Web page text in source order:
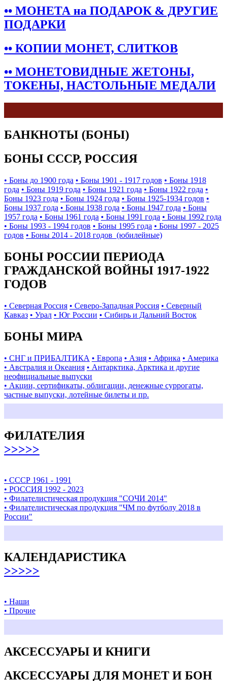
•• МОНЕТА на ПОДАРОК & ДРУГИЕ
ПОДАРКИ
•• КОПИИ МОНЕТ, СЛИТКОВ
•• МОНЕТОВИДНЫЕ ЖЕТОНЫ,
ТОКЕНЫ, НАСТОЛЬНЫЕ МЕДАЛИ
БАНКНОТЫ (БОНЫ)
БОНЫ СССР, РОССИЯ
• Боны до 1900 года • Боны 1901 - 1917 годов • Боны 1918
года • Боны 1919 года • Боны 1921 года • Боны 1922 года •
Боны 1923 года • Боны 1924 года • Боны 1925-1934 годов •
Боны 1937 года • Боны 1938 года • Боны 1947 года • Боны
1957 года • Боны 1961 года • Боны 1991 года • Боны 1992 года
• Боны 1993 - 1994 годов • Боны 1995 года • Боны 1997 - 2025
годов • Боны 2014 - 2018 годов (юбилейные)
БОНЫ РОССИИ ПЕРИОДА
ГРАЖДАНСКОЙ ВОЙНЫ 1917-1922
ГОДОВ
• Северная Россия • Северо-Западная Россия • Северный
Кавказ • Урал • Юг России • Сибирь и Дальний Восток
БОНЫ МИРА
• СНГ и ПРИБАЛТИКА • Европа • Азия • Африка • Америка
• Австралия и Океания • Антарктика, Арктика и другие
неофициальные выпуски
• Акции, сертификаты, облигации, денежные суррогаты,
частные выпуски, лотейные билеты и пр.
ФИЛАТЕЛИЯ
>>>>>
• СССР 1961 - 1991
• РОССИЯ 1992 - 2023
• Филателистическая продукция "СОЧИ 2014"
• Филателистическая продукция "ЧМ по футболу 2018 в
России"
КАЛЕНДАРИСТИКА
>>>>>
• Наши
• Прочие
АКСЕССУАРЫ И КНИГИ
АКСЕССУАРЫ ДЛЯ МОНЕТ И БОН